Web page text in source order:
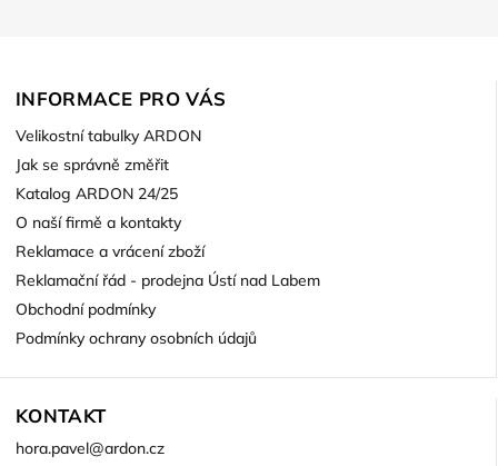
INFORMACE PRO VÁS
Velikostní tabulky ARDON
Jak se správně změřit
Katalog ARDON 24/25
O naší firmě a kontakty
Reklamace a vrácení zboží
Reklamační řád - prodejna Ústí nad Labem
Obchodní podmínky
Podmínky ochrany osobních údajů
KONTAKT
hora.pavel@ardon.cz